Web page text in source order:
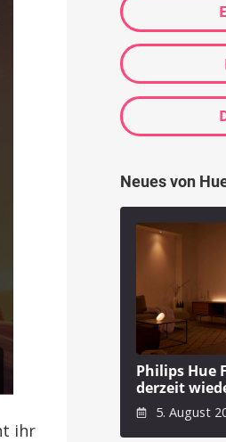
ihr
Neues von
Philips Hue
derzeit
5. August